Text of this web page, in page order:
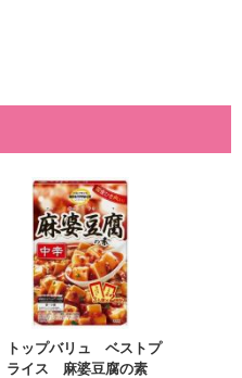
トップバリュ ベストプ
ライス 麻婆豆腐の素